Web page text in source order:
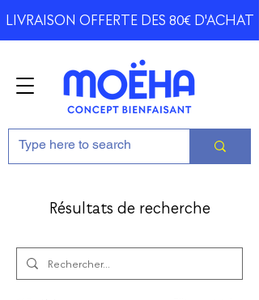
LIVRAISON OFFERTE DES 80€ D'ACHAT
Résultats de recherche